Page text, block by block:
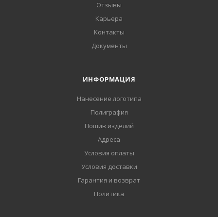
Отзывы
Карьера
Контакты
Документы
ИНФОРМАЦИЯ
Нанесение логотипа
Полиграфия
Пошив изделий
Адреса
Условия оплаты
Условия доставки
Гарантия и возврат
Политика